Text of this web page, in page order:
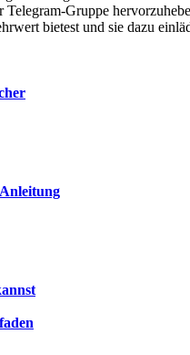
Gruppe
bietest und sie dazu